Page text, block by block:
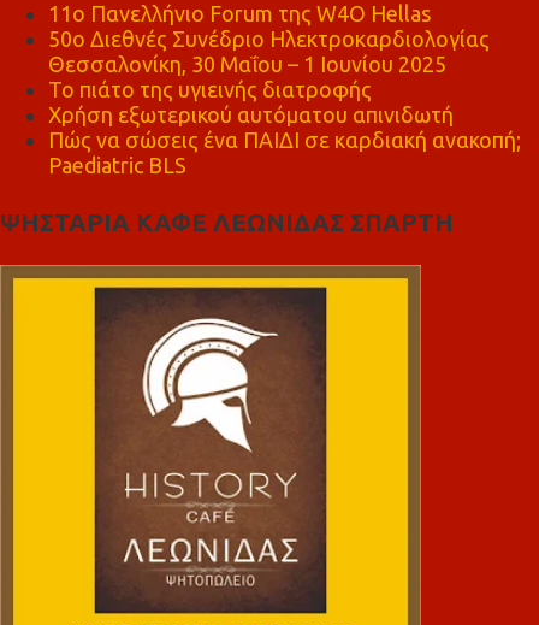
11ο Πανελλήνιο Forum της W4O Hellas
50ο Διεθνές Συνέδριο Ηλεκτροκαρδιολογίας
Θεσσαλονίκη, 30 Μαΐου – 1 Ιουνίου 2025
Το πιάτο της υγιεινής διατροφής
Χρήση εξωτερικού αυτόματου απινιδωτή
Πώς να σώσεις ένα ΠΑΙΔΙ σε καρδιακή ανακοπή;
Paediatric BLS
ΨΗΣΤΑΡΙΑ ΚΑΦΕ ΛΕΩΝΙΔΑΣ ΣΠΑΡΤΗ